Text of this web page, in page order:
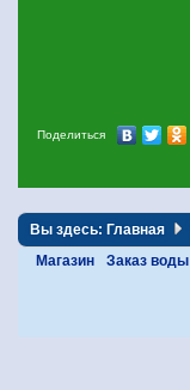
Поделиться
Вы здесь: Главная
Магазин
Заказ воды